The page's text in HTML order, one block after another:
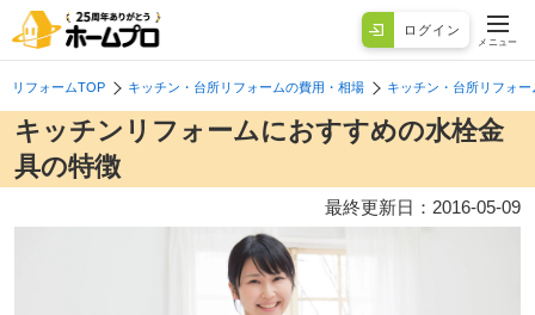
ログイン
メニュー
リフォームTOP キッチン・台所リフォームの費用・相場 キッチン・台所リフォ
キッチンリフォームにおすすめの水栓金
具の特徴
最終更新日： 2016-05-09